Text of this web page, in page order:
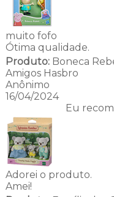
muito fofo
Ótima qualidade.
Produto:Boneca
Amigos Hasbro
Anônimo
16/04/2024
Eu
Adorei o produto.
Amei!